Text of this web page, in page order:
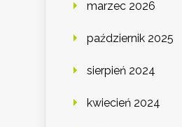
marzec 2026
październik 2025
sierpień 2024
kwiecień 2024